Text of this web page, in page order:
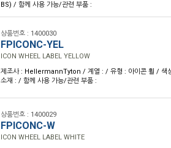
BS) / 함께 사용 가능/관련 부품 :
상품번호 : 1400030
FPICONC-YEL
ICON WHEEL LABEL YELLOW
제조사 : HellermannTyton / 계열 : / 유형 : 아이콘 휠 / 색
소재 : / 함께 사용 가능/관련 부품 :
상품번호 : 1400029
FPICONC-W
ICON WHEEL LABEL WHITE